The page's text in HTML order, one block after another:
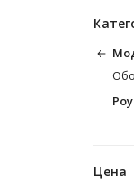
Цена